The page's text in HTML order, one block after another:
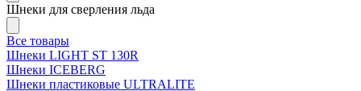
Шнеки для сверления льда
Все товары
Шнеки LIGHT ST 130R
Шнеки ICEBERG
Шнеки пластиковые ULTRALITE